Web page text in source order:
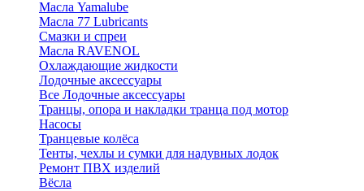
Масла Yamalube
Масла 77 Lubricants
Смазки и спреи
Масла RAVENOL
Охлаждающие жидкости
Лодочные аксессуары
Все Лодочные аксессуары
Транцы, опора и накладки транца под мотор
Насосы
Транцевые колёса
Тенты, чехлы и сумки для надувных лодок
Ремонт ПВХ изделий
Вёсла